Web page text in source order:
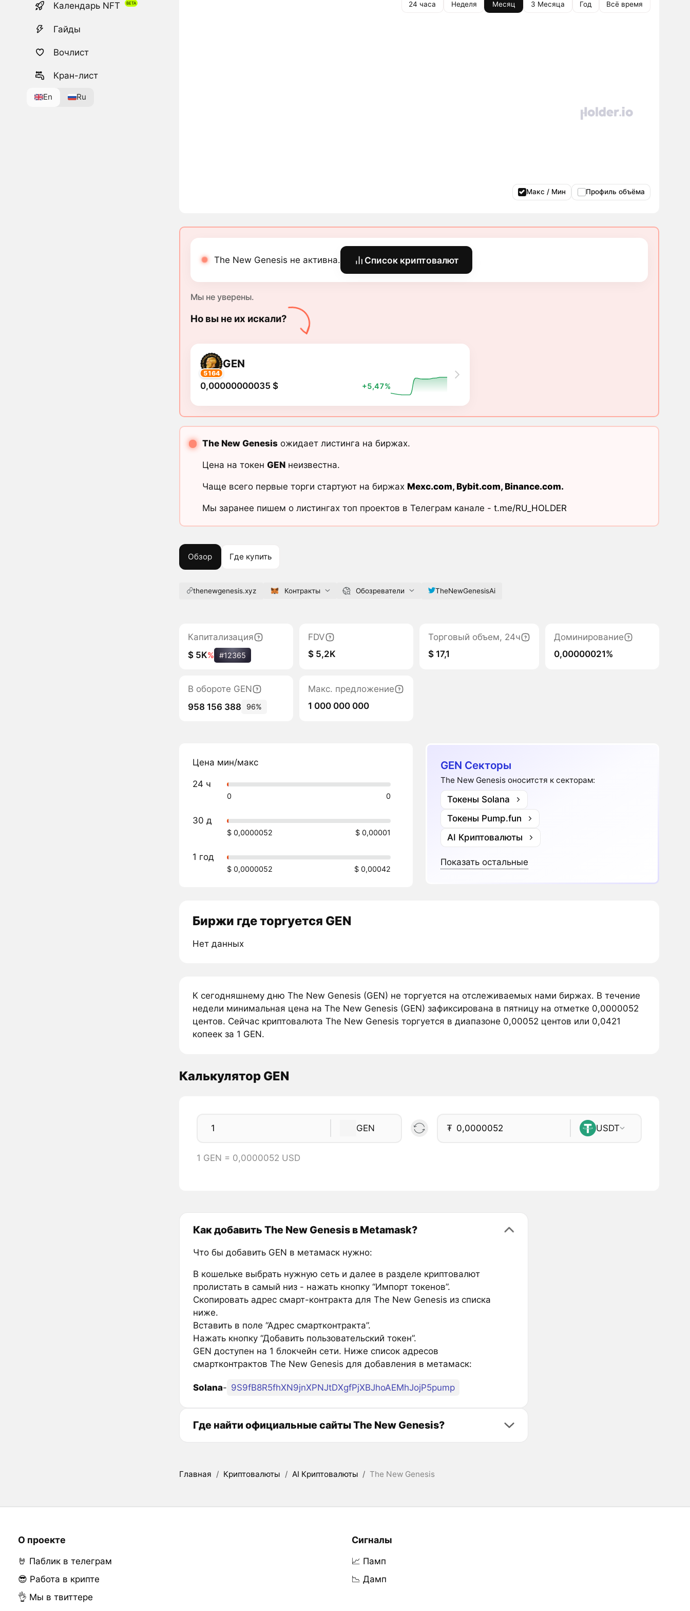
Календарь NFT
Гайды
Вочлист
Кран-лист
En Ru
24 часа Неделя Месяц 3 Месяца Год Всё время
Макс / Мин Профиль объёма
The New Genesis не активна. Список криптовалют
Мы не уверены.
Но вы не их искали?
5164
GEN
0,00000000035 $ +5,47%
The New Genesisожидает листинга на биржах.
Цена на токен GENнеизвестна.
Чаще всего первые торги стартуют на биржах Mexc.com, Bybit.com, Binance.com.
Мы заранее пишем о листингах топ проектов в Телеграм канале - t.me/RU_HOLDER
Обзор Где купить
thenewgenesis.xyz Контракты Обозреватели TheNewGenesisAi
Капитализация
$ 5K% #12365
FDV
$ 5,2K
Торговый объем, 24ч
$ 17,1
Доминирование
0,00000021%
В обороте GEN
958 156 388
96%
Макс. предложение
1 000 000 000
Цена мин/макс
24 ч
0 0
30 д
$ 0,0000052 $ 0,00001
1 год
$ 0,0000052 $ 0,00042
GEN Секторы
The New Genesis оноситстя к секторам:
Токены Solana
Токены Pump.fun
AI Криптовалюты
Показать остальные
Биржи где торгуется GEN
Нет данных
К сегодняшнему дню The New Genesis (GEN) не торгуется на отслеживаемых нами биржах. В течение
недели минимальная цена на The New Genesis (GEN) зафиксирована в пятницу на отметке 0,0000052
центов. Сейчас криптовалюта The New Genesis торгуется в диапазоне 0,00052 центов или 0,0421
копеек за 1 GEN.
Калькулятор GEN
GEN ₮ USDT
1 GEN = 0,0000052 USD
Как добавить The New Genesis в Metamask?
Что бы добавить GEN в метамаск нужно:
В кошельке выбрать нужную сеть и далее в разделе криптовалют
пролистать в самый низ - нажать кнопку “Импорт токенов”.
Скопировать адрес смарт-контракта для The New Genesis из списка
ниже.
Вставить в поле “Адрес смартконтракта”.
Нажать кнопку “Добавить пользовательский токен”.
GEN доступен на 1 блокчейн сети. Ниже список адресов
смартконтрактов The New Genesis для добавления в метамаск:
Solana- 9S9fB8R5fhXN9jnXPNJtDXgfPjXBJhoAEMhJojP5pump
Где найти официальные сайты The New Genesis?
Главная / Криптовалюты / AI Криптовалюты / The New Genesis
О проекте
🤘 Паблик в телеграм
😎 Работа в крипте
👌 Мы в твиттере
Сигналы
📈 Памп
📉 Дамп